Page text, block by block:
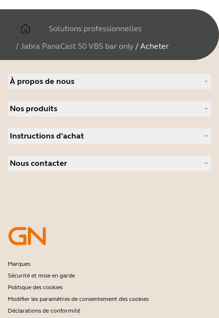
Solutions professionnelles
/ Jabra PanaCast 50 VBS bar only / Acheter
À propos de nous
Carrières
Actualité et communiqués de presse
Études de cas
Nos produits
Speakerphones
Caméras personnelles
Logiciels
Instructions d'achat
Distributeurs
Nous contacter
Programme Développeurs
Programme Partenaires
Politique de fin de vie de l'entreprise
Marques
Sécurité et mise en garde
Politique des cookies
Modifier les paramètres de consentement des cookies
Déclarations de conformité